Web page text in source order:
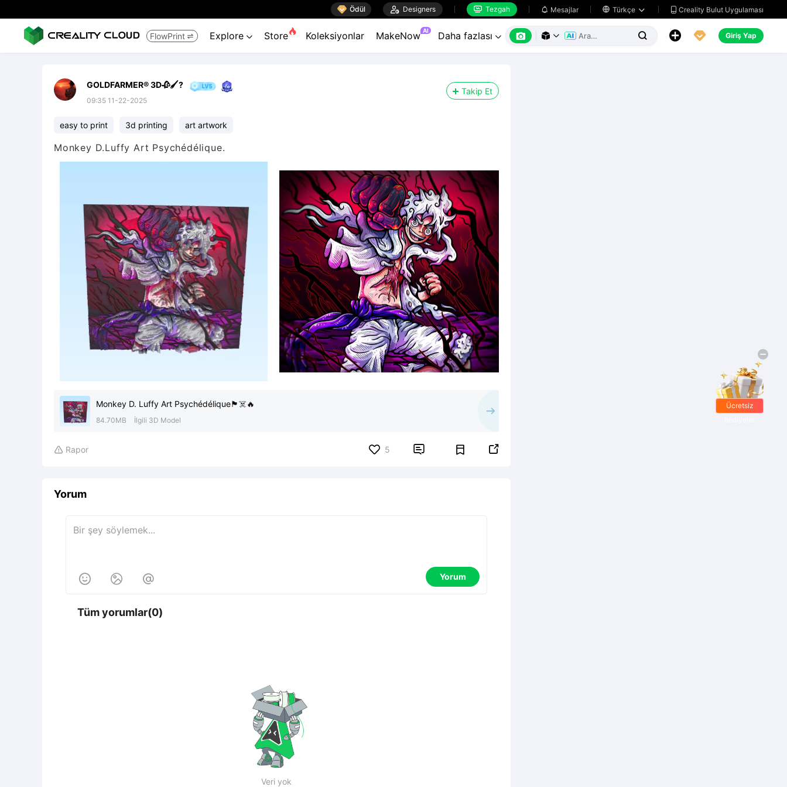
 Ödül  Designers  Tezgah  Mesajlar  Türkçe   Creality Bulut Uygulaması
FlowPrint  Explore  Store Koleksiyonlar MakeNow AI Daha fazlası        Giriş Yap
GOLDFARMER® 3D🥀🖌️?
09:35 11-22-2025
Takip Et
easy to print 3d printing art artwork
Monkey D.Luffy Art Psychédélique.
Monkey D. Luffy Art Psychédélique🏴‍☠️🔥
84.70MB İlgili 3D Model
 Rapor 5  
Yorum
   Yorum
Tüm yorumlar(0)
Veri yok
Ücretsiz